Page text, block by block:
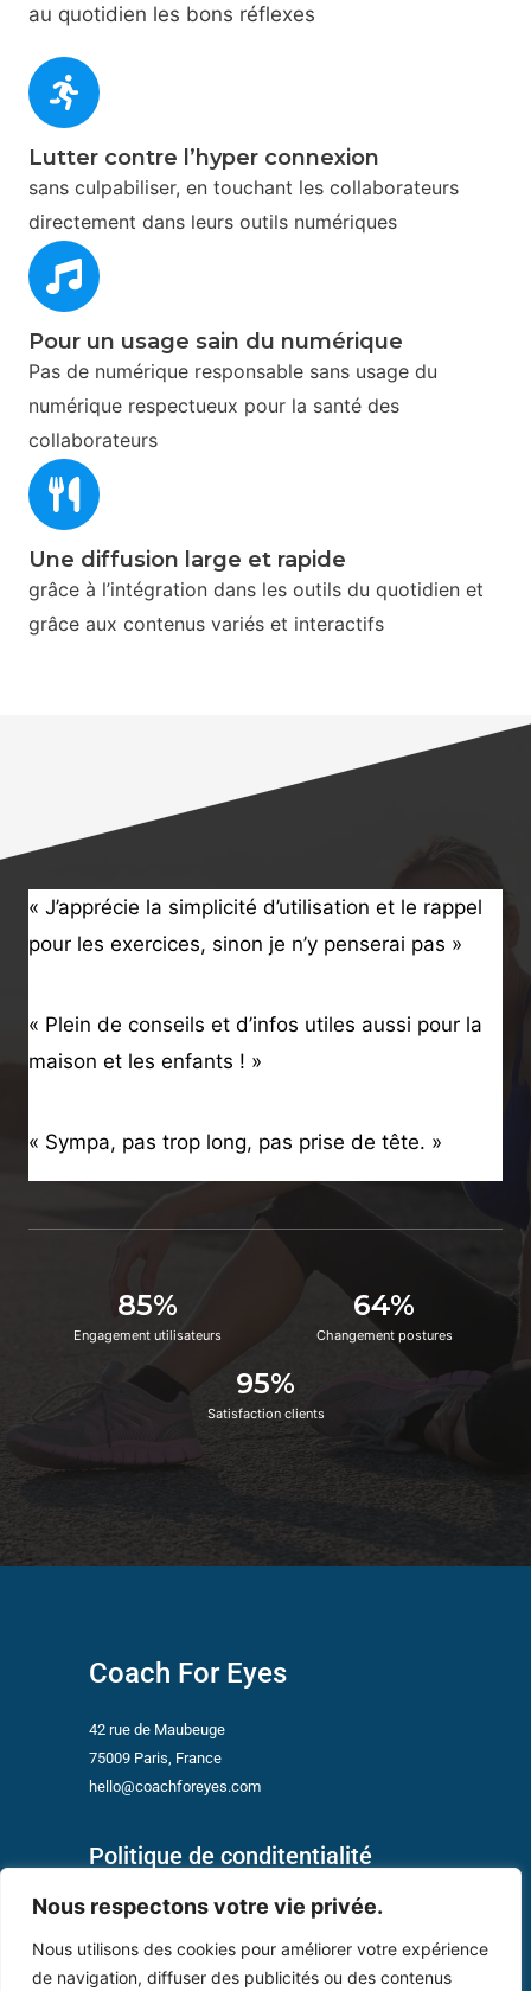
Nous respectons votre vie privée.
Nous utilisons des cookies pour améliorer votre expérience
de navigation, diffuser des publicités ou des contenus
au quotidien les bons réflexes
Lutter contre l’hyper connexion
sans culpabiliser, en touchant les collaborateurs
directement dans leurs outils numériques
Pour un usage sain du numérique
Pas de numérique responsable sans usage du
numérique respectueux pour la santé des
collaborateurs
Une diffusion large​ et rapide
grâce à l’intégration dans les outils du quotidien et
grâce aux contenus variés et interactifs
« J’apprécie la simplicité d’utilisation et le rappel
pour les exercices, sinon je n’y penserai pas »
« Plein de conseils et d’infos utiles aussi pour la
maison et les enfants ! »
« Sympa, pas trop long, pas prise de tête. »
85%
Engagement utilisateurs
64%
Changement postures
95%
Satisfaction clients
Coach For Eyes
42 rue de Maubeuge
75009 Paris, France
hello@coachforeyes.com
Politique de conditentialité
Menu
Conditions Générales Vizygood